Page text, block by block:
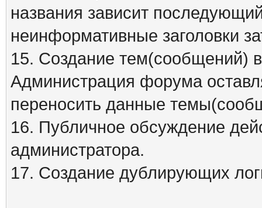
названия зависит
неинформативные заголовки
15. Создание тем(сообщений)
Администрация форума
переносить данные
16. Публичное обсуждение
администратора.
17. Создание дублирующих